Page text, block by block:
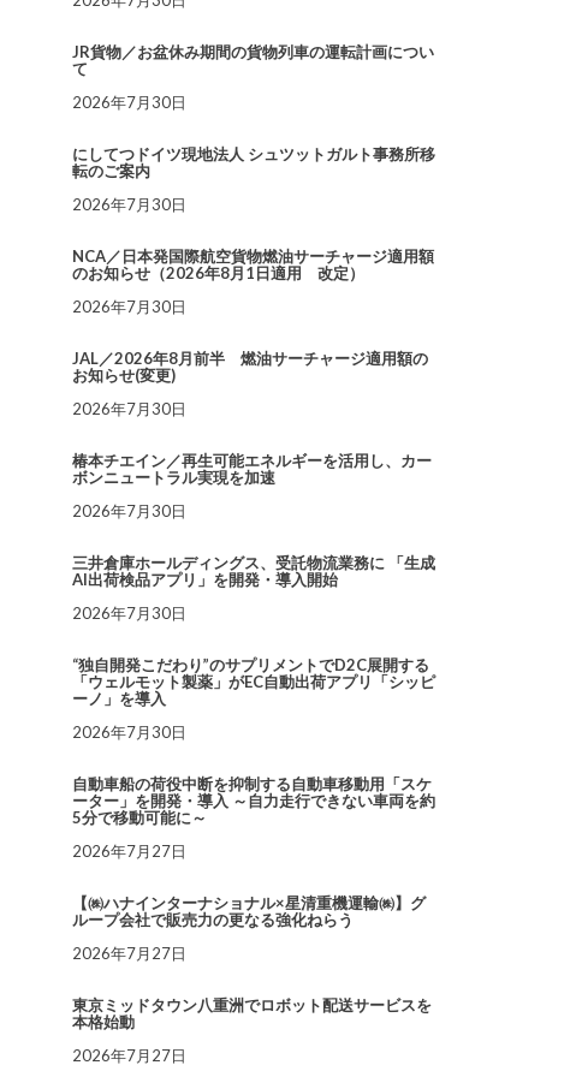
JR貨物／お盆休み期間の貨物列車の運転計画につい
て
2026年7月30日
にしてつドイツ現地法人 シュツットガルト事務所移
転のご案内
2026年7月30日
NCA／日本発国際航空貨物燃油サーチャージ適用額
のお知らせ（2026年8月1日適用 改定）
2026年7月30日
JAL／2026年8月前半 燃油サーチャージ適用額の
お知らせ(変更)
2026年7月30日
椿本チエイン／再生可能エネルギーを活用し、カー
ボンニュートラル実現を加速
2026年7月30日
三井倉庫ホールディングス、受託物流業務に 「生成
AI出荷検品アプリ」を開発・導入開始
2026年7月30日
“独自開発こだわり”のサプリメントでD2C展開する
「ウェルモット製薬」がEC自動出荷アプリ「シッピ
ーノ」を導入
2026年7月30日
自動車船の荷役中断を抑制する自動車移動用「スケ
ーター」を開発・導入 ～自力走行できない車両を約
5分で移動可能に～
2026年7月27日
【㈱ハナインターナショナル×星清重機運輸㈱】グ
ループ会社で販売力の更なる強化ねらう
2026年7月27日
東京ミッドタウン八重洲でロボット配送サービスを
本格始動
2026年7月27日